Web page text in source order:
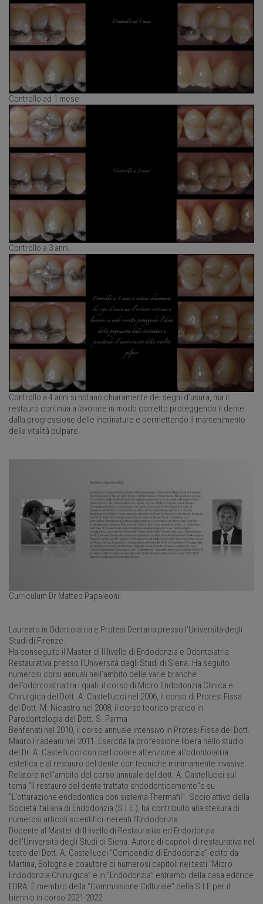
Controllo ad 1 mese.
Controllo a 3 anni.
Controllo a 4 anni si notano chiaramente dei segni d’usura, ma il
restauro continua a lavorare in modo corretto proteggendo il dente
dalla progressione delle incrinature e permettendo il mantenimento
della vitalità pulpare.
Curriculum Dr Matteo Papaleoni:
Laureato in Odontoiatria e Protesi Dentaria presso l’Università degli
Studi di Firenze.
Ha conseguito il Master di II livello di Endodonzia e Odontoiatria
Restaurativa presso l’Università degli Studi di Siena. Ha seguito
numerosi corsi annuali nell’ambito delle varie branche
dell’odontoiatria tra i quali: il corso di Micro Endodonzia Clinica e
Chirurgica del Dott. A. Castellucci nel 2006, il corso di Protesi Fissa
del Dott. M. Nicastro nel 2008, il corso teorico pratico in
Parodontologia del Dott. S. Parma
Benfenati nel 2010, il corso annuale intensivo in Protesi Fissa del Dott.
Mauro Fradeani nel 2011. Esercita la professione libera nello studio
del Dr. A. Castellucci con particolare attenzione all’odontoiatria
estetica e al restauro del dente con tecniche minimamente invasive.
Relatore nell’ambito del corso annuale del dott. A. Castellucci sul
tema “Il restauro del dente trattato endodonticamente”e su
”L’otturazione endodontica con sistema Thermafil”. Socio attivo della
Società Italiana di Endodonzia (S.I.E.), ha contribuito alla stesura di
numerosi articoli scientifici inerenti l’Endodonzia.
Docente al Master di II livello di Restaurativa ed Endodonzia
dell’Università degli Studi di Siena. Autore di capitoli di restaurativa nel
testo del Dott. A. Castellucci “Compendio di Endodonzia” edito da
Martina, Bologna e coautore di numerosi capitoli nei testi “Micro
Endodonzia Chirurgica” e in “Endodonzia” entrambi della casa editrice
EDRA. È membro della “Commissione Culturale” della S.I.E per il
biennio in corso 2021-2022.